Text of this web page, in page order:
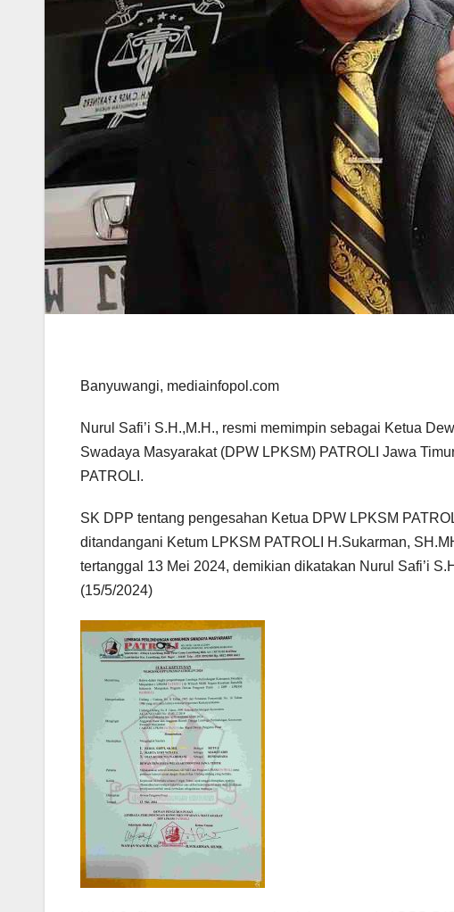
Banyuwangi, mediainfopol.com
Nurul Safi’i S.H.,M.H., resmi memimpin sebagai Ketua
Swadaya Masyarakat (DPW LPKSM) PATROLI Jawa
PATROLI.
SK DPP tentang pengesahan Ketua DPW LPKSM
ditandangani Ketum LPKSM PATROLI H.Sukarman,
tertanggal 13 Mei 2024, demikian dikatakan Nurul Safi’i
(15/5/2024)